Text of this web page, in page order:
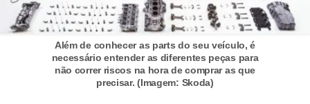
Além de conhecer as parts do seu veículo, é
necessário entender as diferentes peças para
não correr riscos na hora de comprar as que
precisar. (Imagem: Skoda)
c
a